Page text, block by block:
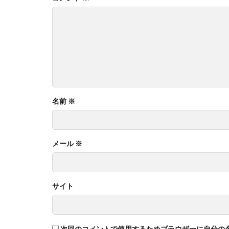
名前 ※
メール ※
サイト